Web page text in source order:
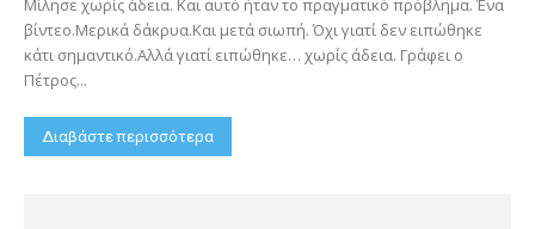
Μίλησε χωρίς άδεια. Και αυτό ήταν το πραγματικό πρόβλημα. Ένα
βίντεο.Μερικά δάκρυα.Και μετά σιωπή. Όχι γιατί δεν ειπώθηκε
κάτι σημαντικό.Αλλά γιατί ειπώθηκε… χωρίς άδεια. Γράφει ο
Πέτρος...
Διαβάστε περισσότερα